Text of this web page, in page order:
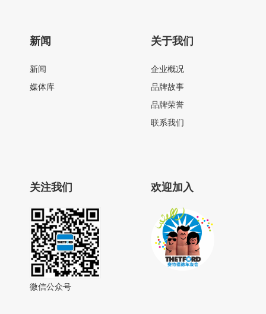
新闻
新闻
媒体库
关于我们
企业概况
品牌故事
品牌荣誉
联系我们
关注我们
微信公众号
欢迎加入